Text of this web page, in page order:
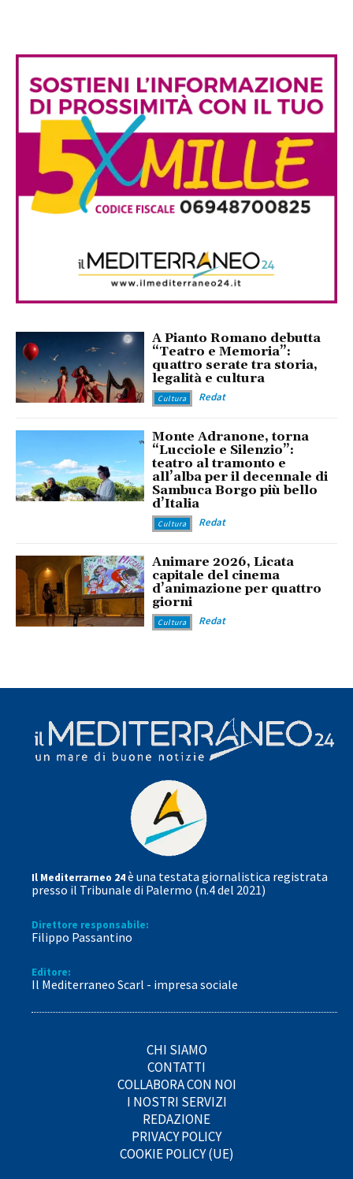
A Pianto Romano debutta
“Teatro e Memoria”:
quattro serate tra storia,
legalità e cultura
Cultura Redat
Monte Adranone, torna
“Lucciole e Silenzio”:
teatro al tramonto e
all’alba per il decennale di
Sambuca Borgo più bello
d’Italia
Cultura Redat
Animare 2026, Licata
capitale del cinema
d’animazione per quattro
giorni
Cultura Redat
Il Mediterrarneo 24è una testata giornalistica registrata
presso il Tribunale di Palermo (n.4 del 2021)
Direttore responsabile:
Filippo Passantino
Editore:
Il Mediterraneo Scarl - impresa sociale
CHI SIAMO
CONTATTI
COLLABORA CON NOI
I NOSTRI SERVIZI
REDAZIONE
PRIVACY POLICY
COOKIE POLICY (UE)